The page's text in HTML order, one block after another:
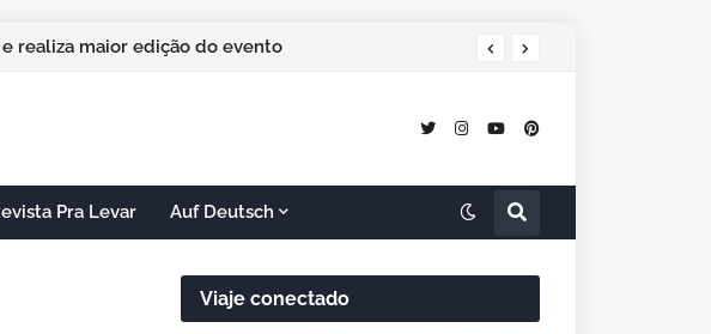
realiza maior edição do evento
Pra Levar Auf Deutsch
Viaje conectado